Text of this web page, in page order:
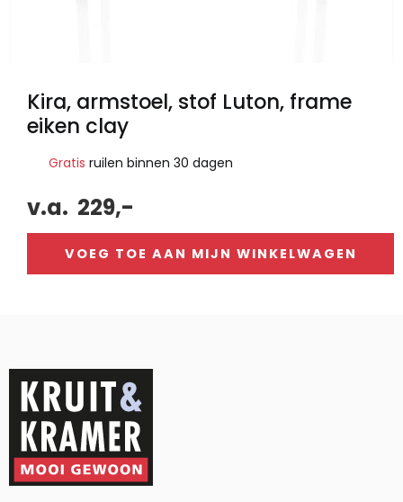
Kira, armstoel, stof Luton, frame
eiken clay
Gratis ruilen binnen 30 dagen
v.a. 229,-
VOEG TOE AAN MIJN WINKELWAGEN